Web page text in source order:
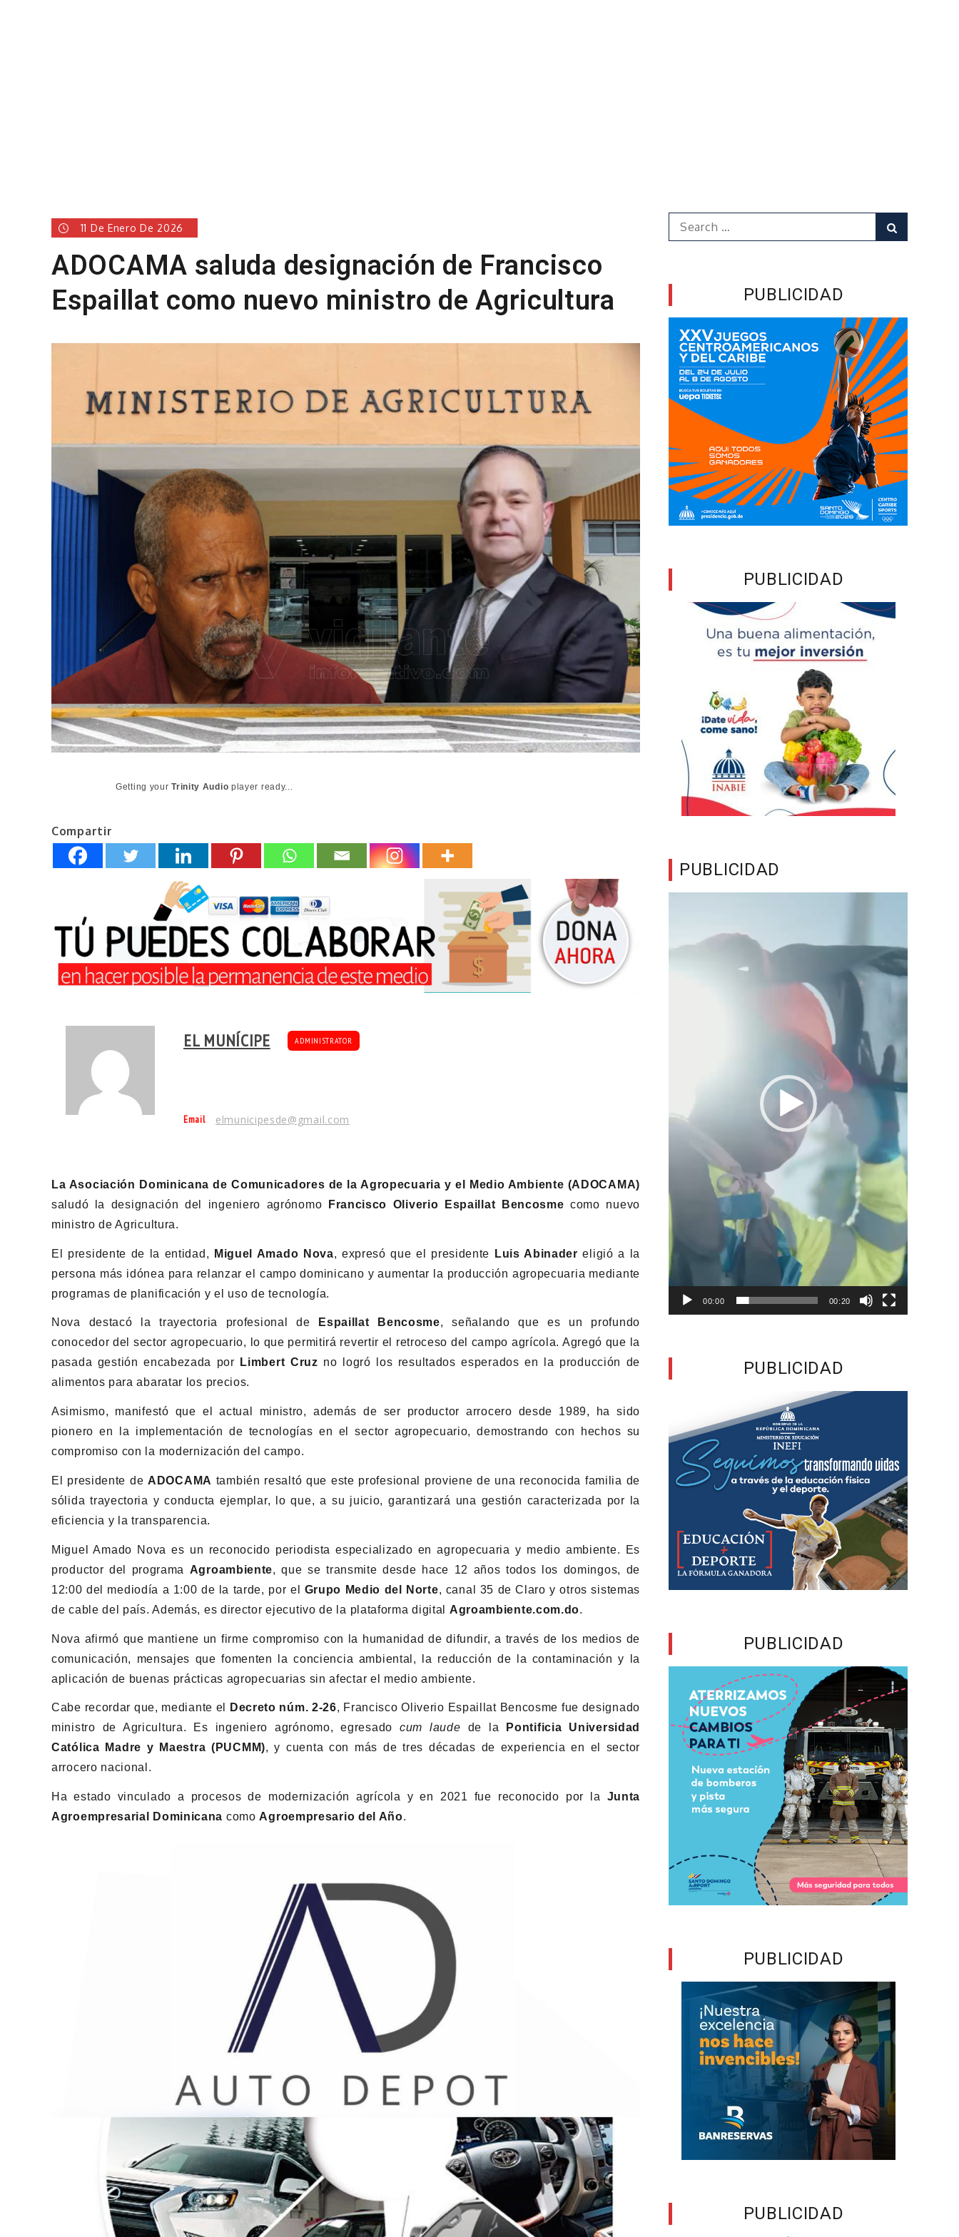
11 De Enero De 2026
ADOCAMA saluda designación de Francisco
Espaillat como nuevo ministro de Agricultura
Getting yourTrinity Audio player ready...
Compartir
EL MUNÍCIPE ADMINISTRATOR
Email elmunicipesde@gmail.com
La Asociación Dominicana de Comunicadores de la Agropecuaria y el Medio Ambiente (ADOCAMA)
saludó la designación del ingeniero agrónomo
Francisco Oliverio Espaillat Bencosme como nuevo
ministro de Agricultura.
El presidente de la entidad, Miguel Amado Nova, expresó que el presidente Luis Abinader eligió a la
persona más idónea para relanzar el campo dominicano y aumentar la producción agropecuaria mediante
programas de planificación y el uso de tecnología.
Nova destacó la trayectoria profesional de Espaillat Bencosme, señalando que es un profundo
conocedor del sector agropecuario, lo que permitirá revertir el retroceso del campo agrícola. Agregó que la
pasada gestión encabezada por
Limbert Cruz no logró los resultados esperados en la producción de
alimentos para abaratar los precios.
Asimismo, manifestó que el actual ministro, además de ser productor arrocero desde 1989, ha sido
pionero en la implementación de tecnologías en el sector agropecuario, demostrando con hechos su
compromiso con la modernización del campo.
El presidente de ADOCAMA también resaltó que este profesional proviene de una reconocida familia de
sólida trayectoria y conducta ejemplar, lo que, a su juicio, garantizará una gestión caracterizada por la
eficiencia y la transparencia.
Miguel Amado Nova es un reconocido periodista especializado en agropecuaria y medio ambiente. Es
productor del programa Agroambiente, que se transmite desde hace 12 años todos los domingos, de
12:00 del mediodía a 1:00 de la tarde, por el Grupo Medio del Norte, canal 35 de Claro y otros sistemas
de cable del país. Además, es director ejecutivo de la plataforma digital Agroambiente.com.do.
Nova afirmó que mantiene un firme compromiso con la humanidad de difundir, a través de los medios de
comunicación, mensajes que fomenten la conciencia ambiental, la reducción de la contaminación y la
aplicación de buenas prácticas agropecuarias sin afectar el medio ambiente.
Cabe recordar que, mediante el Decreto núm. 2-26, Francisco Oliverio Espaillat Bencosme fue designado
ministro de Agricultura. Es ingeniero agrónomo, egresado cum laude de la
Pontificia Universidad
Católica Madre y Maestra (PUCMM), y cuenta con más de tres décadas de experiencia en el sector
arrocero nacional.
Ha estado vinculado a procesos de modernización agrícola y en 2021 fue reconocido por la Junta
Agroempresarial Dominicana como Agroempresario del Año.
Search
for:
PUBLICIDAD
PUBLICIDAD
PUBLICIDAD
00:00 00:20
PUBLICIDAD
PUBLICIDAD
PUBLICIDAD
PUBLICIDAD